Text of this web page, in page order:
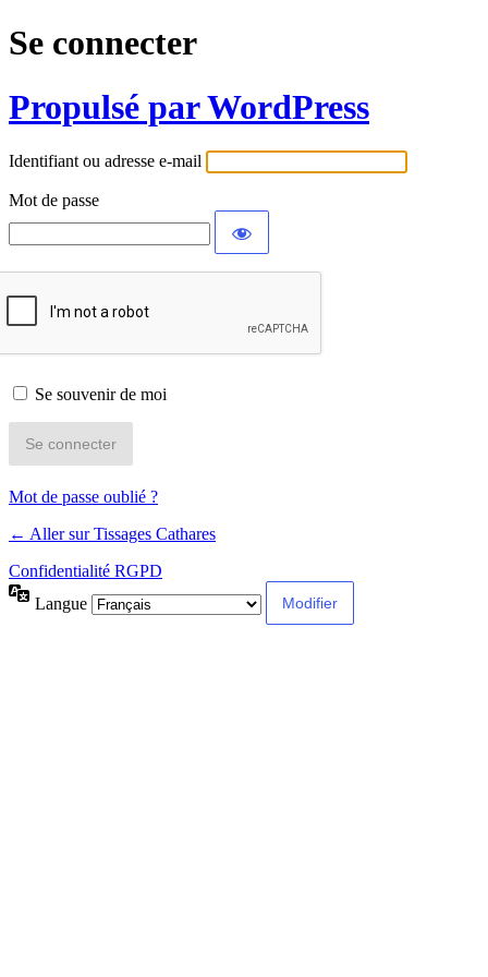
Se connecter
Propulsé par WordPress
Identifiant ou adresse e-mail
Mot de passe
Se souvenir de moi
Mot de passe oublié ?
← Aller sur Tissages Cathares
Confidentialité RGPD
Langue